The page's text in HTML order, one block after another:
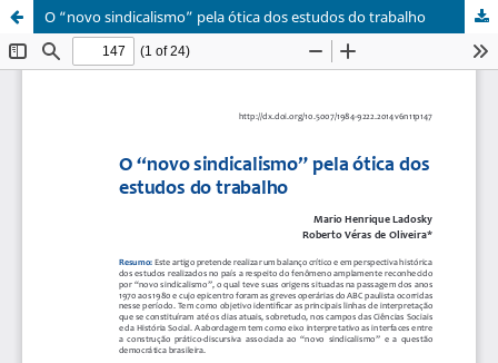
O “novo sindicalismo” pela ótica dos estudos do trabalho